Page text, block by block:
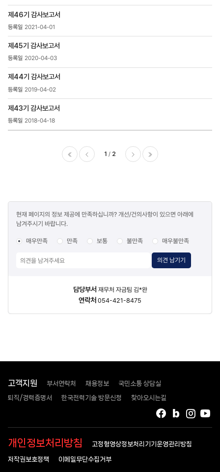
제46기 감사보고서
2021-04-01
제45기 감사보고서
2020-04-03
제44기 감사보고서
2019-04-02
제43기 감사보고서
2018-04-18
1 2
만족도
조사
현재 페이지의 정보 제공에 만족하십니까? 개선/건의사항이 있으면 아래에
남겨주시기 바랍니다.
매우만족 만족 보통 불만족 매우불만족
의견 남기기
담당부서 재무처 자금팀 김*완
연락처 054-421-8475
고객지원 부서연락처 채용정보 국민소통 상담실
퇴직/경력증명서 한국전력기술 방문신청 찾아오시는길
인스
블로그
페이스북
개인정보처리방침 고정형영상정보처리기기운영관리방침
저작권보호정책 이메일무단수집거부